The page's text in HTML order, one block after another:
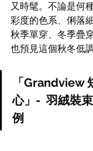
又時髦。不論是何
彩度的色系、俐落
秋季單穿、冬季疊
也預見這個秋冬低
「Grandview
心」-  羽絨裝
例